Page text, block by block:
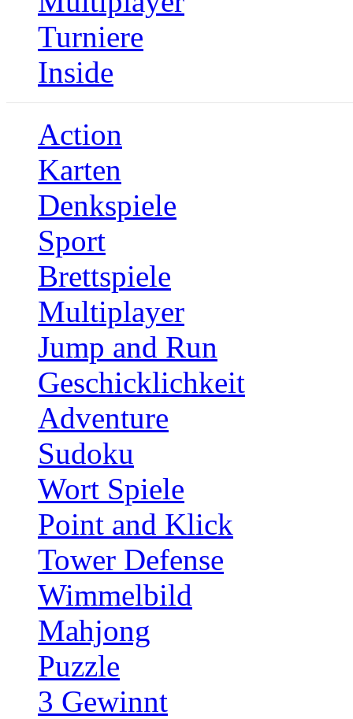
Turniere
Inside
Action
Karten
Denkspiele
Sport
Brettspiele
Multiplayer
Jump and Run
Geschicklichkeit
Adventure
Sudoku
Wort Spiele
Point and Klick
Tower Defense
Wimmelbild
Mahjong
Puzzle
3 Gewinnt